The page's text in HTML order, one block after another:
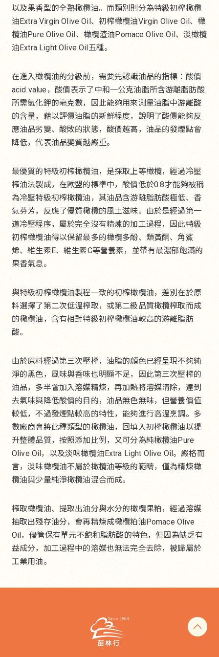
以及果香型的全熟橄欖油。而類別則分為特級初榨橄欖
油Extra Virgin Olive Oil、初榨橄欖油Virgin Olive Oil、橄
欖油Pure Olive Oil、橄欖渣油Pomace Olive Oil、淡橄欖
油Extra Light Olive Oil五種。
在進入橄欖油的分級前，需要先認識油品的指標：酸價
acid value，酸價表示了中和一公克油脂所含游離脂肪酸
所需氫化鉀的毫克數，因此能夠用來測量油脂中游離酸
的含量，藉以評價油脂的新鮮程度，說明了酸價能夠反
應油品劣變、酸敗的狀態，酸價越高，油品的發煙點會
降低，代表油品變質越嚴重。
最優質的特級初榨橄欖油，是採取上等橄欖，經過冷壓
榨油法製成，在歐盟的標準中，酸價低於0.8才能夠被稱
為冷壓特級初榨橄欖油，其油品含游離脂肪酸極低、香
氣芬芳，反應了優質橄欖的風土滋味。由於是經過第一
道冷壓程序，屬於完全沒有精煉的加工過程，因此特級
初榨橄欖油得以保留最多的橄欖多酚、類黃酮、角鯊
烯、維生素E、維生素C等營養素，並帶有最濃郁飽滿的
果香氣息。
與特級初榨橄欖油製程一致的初榨橄欖油，差別在於原
料選擇了第二次低溫榨取，或第二級品質橄欖榨取而成
的橄欖油，含有相對特級初榨橄欖油較高的游離脂肪
酸。
由於原料經過第三次壓榨，油脂的顏色已經呈現不夠純
淨的黑色，風味與香味也明顯不足，因此第三次壓榨的
油品，多半會加入溶媒精煉，再加熱將溶媒清除，達到
去氣味與降低酸價的目的，油品無色無味，但營養價值
較低，不過發煙點較高的特性，能夠進行高溫烹調。多
數廠商會將此種類型的橄欖油，回填入初榨橄欖油以提
升整體品質，按照添加比例，又可分為純橄欖油Pure
Olive Oil，以及淡味橄欖油Extra Light Olive Oil。嚴格而
言，淡味橄欖油不屬於橄欖油等級的範疇，僅為精煉橄
欖油與少量純淨橄欖油混合而成。
榨取橄欖油、提取出油分與水分的橄欖果粕，經過溶媒
抽取出殘存油分，會再精煉成橄欖粕油Pomace Olive
Oil，儘管保有單元不飽和脂肪酸的特色，但因為缺乏有
益成分，加工過程中的溶媒也無法完全去除，被歸屬於
工業用油。